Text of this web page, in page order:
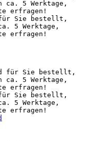
Sie bestellt,
5 Werktage,
erfragen!
Sie bestellt,
5 Werktage,
erfragen!